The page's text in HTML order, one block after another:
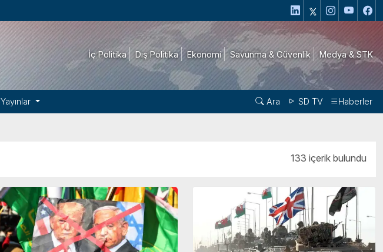
İç Politika Dış Politika Ekonomi Savunma & Güvenlik Medya & STK
Yayınlar Ara SD TV Haberler
133 içerik bulundu